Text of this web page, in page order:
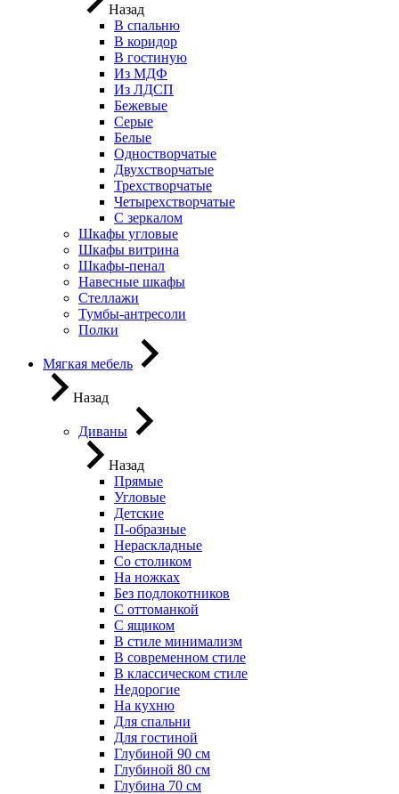
Назад
В спальню
В коридор
В гостиную
Из МДФ
Из ЛДСП
Бежевые
Серые
Белые
Одностворчатые
Двухстворчатые
Трехстворчатые
Четырехстворчатые
С зеркалом
Шкафы угловые
Шкафы витрина
Шкафы-пенал
Навесные шкафы
Стеллажи
Тумбы-антресоли
Полки
Мягкая мебель
Назад
Диваны
Назад
Прямые
Угловые
Детские
П-образные
Нераскладные
Со столиком
На ножках
Без подлокотников
С оттоманкой
С ящиком
В стиле минимализм
В современном стиле
В классическом стиле
Недорогие
На кухню
Для спальни
Для гостиной
Глубиной 90 см
Глубиной 80 см
Глубина 70 см